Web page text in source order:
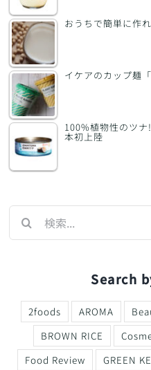
おうちで簡単に作
イケアのカップ麺
100%植物性のツ
本初上陸
Search
2foods AROMA
BROWN RICE
Food Review
GREEN